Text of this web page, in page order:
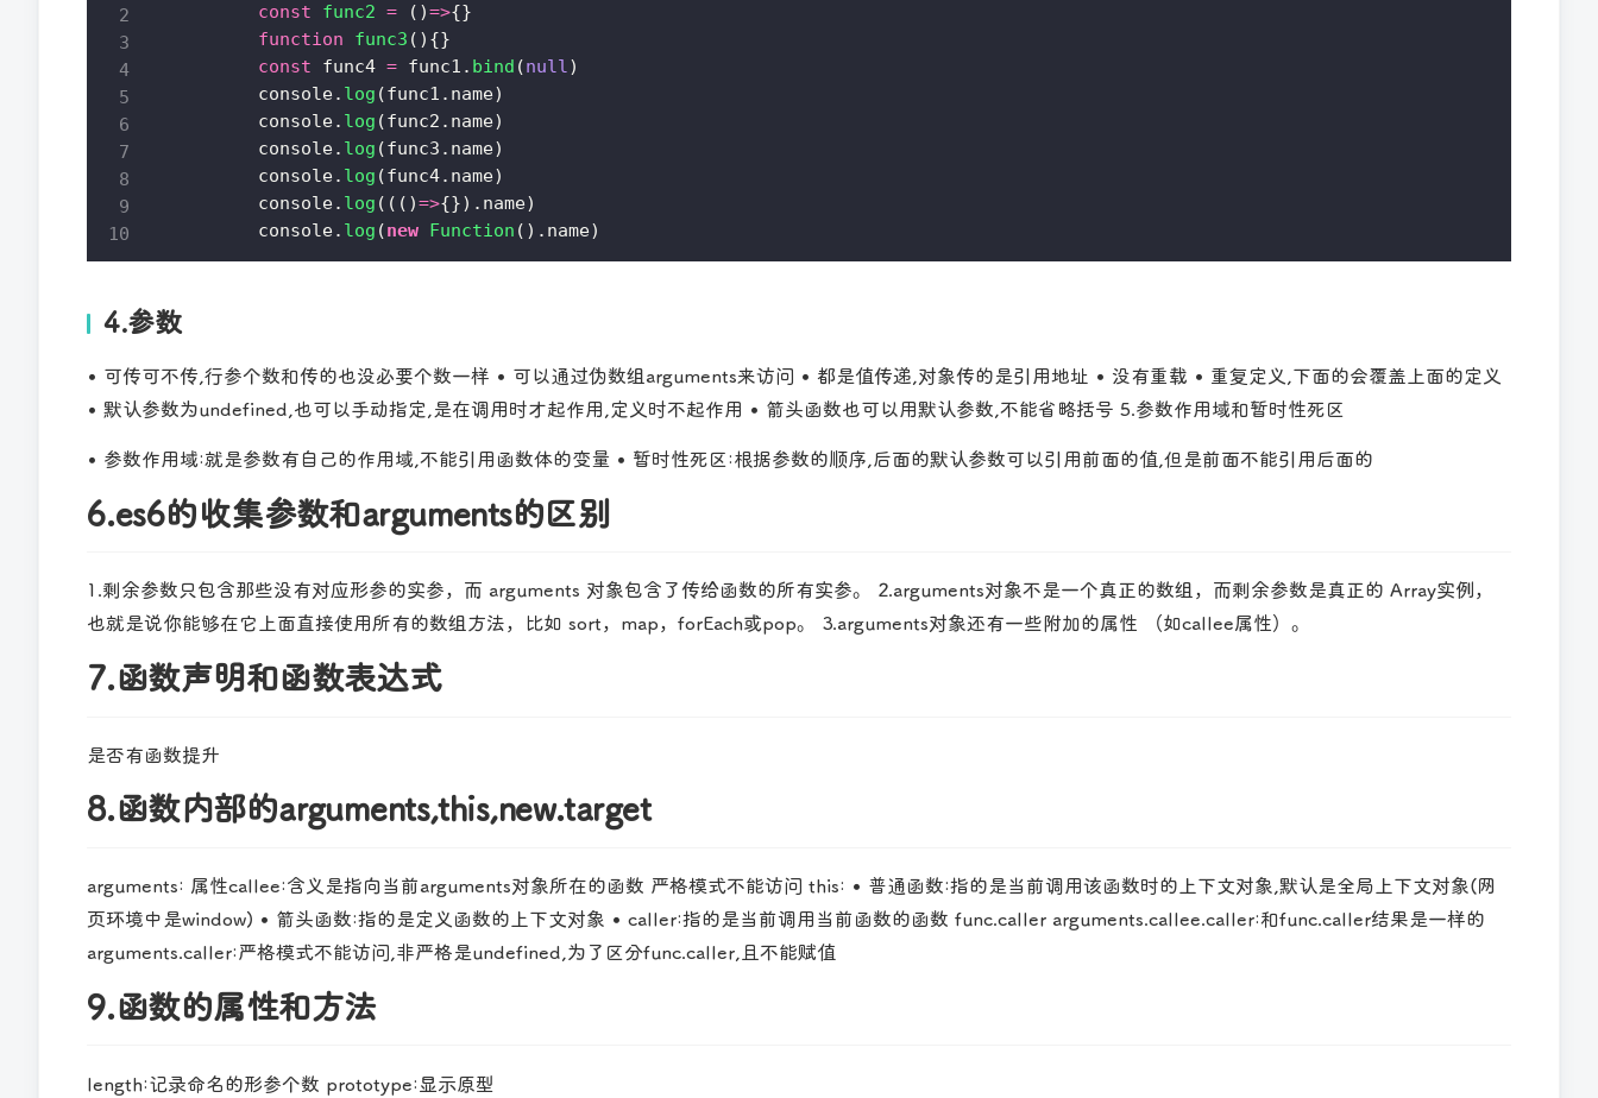
        const
func2 = ()=>{}
        function
func3 (){}
        const
func4 = func1. bind (null )
        console.
log (func1.name)
        console.
log (func2.name)
        console.
log (func3.name)
        console.
log (func4.name)
        console.
log ((()=>{}).name)
        console.
log (new Function ().name)
4.参数
• 可传可不传,行参个数和传的也没必要个数一样 • 可以通过伪数组arguments来访问 • 都是值传递,对象传的是引用地址 • 没有重载 • 重复定义,下面的会覆盖上面的定义
• 默认参数为undefined,也可以手动指定,是在调用时才起作用,定义时不起作用 • 箭头函数也可以用默认参数,不能省略括号 5.参数作用域和暂时性死区
• 参数作用域:就是参数有自己的作用域,不能引用函数体的变量 • 暂时性死区:根据参数的顺序,后面的默认参数可以引用前面的值,但是前面不能引用后面的
6.es6的收集参数和arguments的区别
1.剩余参数只包含那些没有对应形参的实参，而 arguments 对象包含了传给函数的所有实参。 2.arguments对象不是一个真正的数组，而剩余参数是真正的 Array实例，
也就是说你能够在它上面直接使用所有的数组方法，比如 sort，map，forEach或pop。 3.arguments对象还有一些附加的属性 （如callee属性）。
7.函数声明和函数表达式
是否有函数提升
8.函数内部的arguments,this,new.target
arguments: 属性callee:含义是指向当前arguments对象所在的函数 严格模式不能访问 this: • 普通函数:指的是当前调用该函数时的上下文对象,默认是全局上下文对象(网
页环境中是window) • 箭头函数:指的是定义函数的上下文对象 • caller:指的是当前调用当前函数的函数 func.caller arguments.callee.caller:和func.caller结果是一样的
arguments.caller:严格模式不能访问,非严格是undefined,为了区分func.caller,且不能赋值
9.函数的属性和方法
length:记录命名的形参个数 prototype:显示原型